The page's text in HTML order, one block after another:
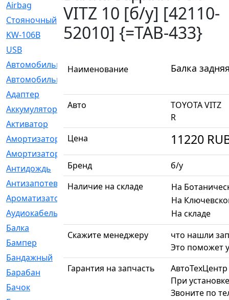
Airbag
[18]
Cтояночный
[1]
KW-106B
[0]
USB
Автомобильное
[6]
Автомобильный
Адаптер
[3]
Аккумулятор
Активатор
Амортизатор
Амортизаторы
[21]
Антидождь
Антизапотеватель
[1]
Ароматизатор
Аудиокабель
Балка
[58]
Бампер
Бандажный
[6]
Барабан
[5]
Бачок
VITZ 10 [б/у] [42110-
52010] {=TAB-433}
Наименование Балка
Авто
TOYOTA VITZ
R
Цена
11220
Бренд
б/у
Наличие на складе
На
На
На складе
Скажите менеджеру
что нашли
Это поможет
Гарантия на запчасть
При
Звоните по